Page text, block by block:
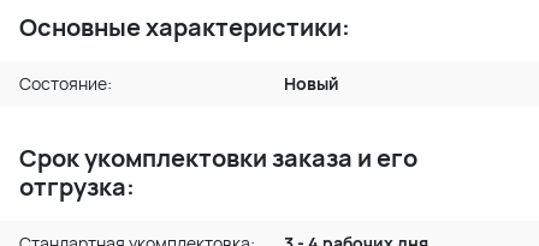
Основные характеристики:
Состояние: Новый
Срок укомплектовки заказа и его
отгрузка: